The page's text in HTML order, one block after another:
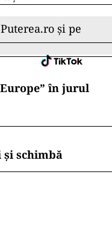
și pe
în jurul
și schimbă